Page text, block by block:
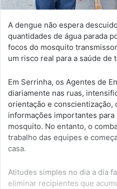
A dengue não espera
quantidades de água parada
focos do mosquito
um risco real para a saúde de
Em Serrinha, os Agentes de
diariamente nas ruas,
orientação e conscientização,
informações importantes
mosquito. No entanto, o
trabalho das equipes e
casa.
Atitudes simples no dia a dia
eliminar recipientes que